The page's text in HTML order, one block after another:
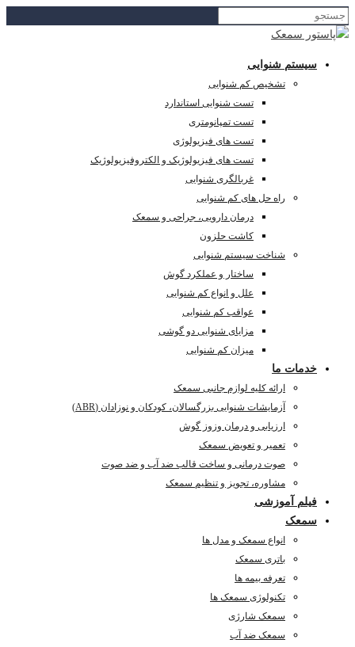
سیستم شنوایی
تشخیص کم شنوایی
تست شنوایی استاندارد
تست تمپانومتری
تست های فیزیولوژی
تست های فیزیولوژیک و الکتروفیزیولوژیک
غربالگری شنوایی
راه حل های کم شنوایی
درمان دارویی، جراحی و سمعک
کاشت حلزون
شناخت سیستم شنوایی
ساختار و عملکرد گوش
علل و انواع کم شنوایی
عواقب کم شنوایی
مزایای شنوایی دو گوشی
میزان کم شنوایی
خدمات ما
ارائه کلیه لوازم جانبی سمعک
آزمایشات شنوایی بزرگسالان، کودکان و نوزادان (ABR)
ارزیابی و درمان وزوز گوش
تعمیر و تعویض سمعک
صوت درمانی و ساخت قالب ضد آب و ضد صوت
مشاوره، تجویز و تنظیم سمعک
فیلم آموزشی
سمعک
انواع سمعک و مدل ها
باتری سمعک
تعرفه بیمه ها
تکنولوژی سمعک ها
سمعک شارژی
سمعک ضد آب